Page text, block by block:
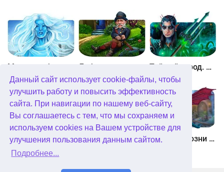
Данный сайт использует cookie-файлы, чтобы
улучшить работу и повысить эффективность
сайта. При навигации по нашему веб-сайту,
Вы соглашаетесь с тем, что мы сохраняем и
используем cookies на Вашем устройстве для
улучшения пользования данным сайтом.
Подробнее...
ждут в участке, вы как лучший следователь по особым делам,
должны обследовать место преступления и найти пропажу и
злоумышленника. В этой игре жанра “я ищу” вас ждут
красочные сцены на поиск предметов, необычные персонажи,
головоломные мини-игры и захватывающий сюжет!
Тайный город. Подводное королевство. Коллекционное издание
Небесные земли. Пробуждение гигантов. Коллекционное издание Загадки Нью-Йорка. Пробуждение. Коллекционное издание Химеры. Козни зла. Коллекционное издание